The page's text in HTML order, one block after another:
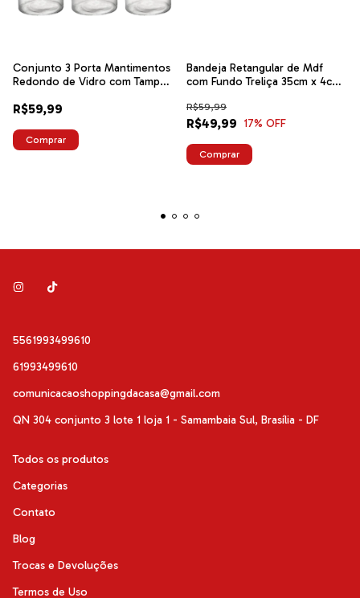
Conjunto 3 Porta Mantimentos
Redondo de Vidro com Tampa
R$59,99
Bandeja Retangular de Mdf
com Fundo Treliça 35cm x 4cm
R$49,99
R$59,99
17% OFF
5561993499610
61993499610
comunicacaoshoppingdacasa@gmail.com
QN 304 conjunto 3 lote 1 loja 1 - Samambaia Sul, Brasília - DF
Todos os produtos
Categorias
Contato
Blog
Trocas e Devoluções
Termos de Uso